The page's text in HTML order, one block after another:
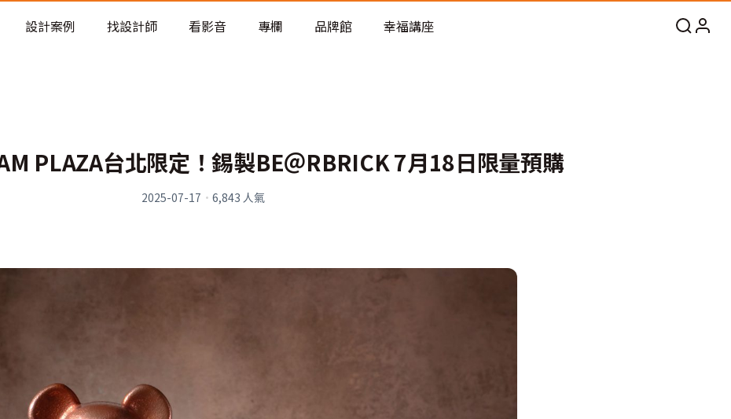
老屋預算分配與高 CP 值煥新術
設計案例 找設計師 看影音 專欄 品牌館 幸福講座
PLAZA台北限定！錫製BE＠RBRICK 7月18日限量預購
2025-07-17 · 6,843 人氣